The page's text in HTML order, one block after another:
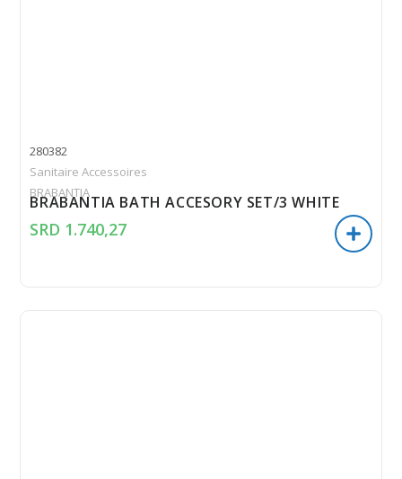
280382
Sanitaire Accessoires
BRABANTIA
BRABANTIA BATH ACCESORY SET/3 WHITE
SRD 1.740,27